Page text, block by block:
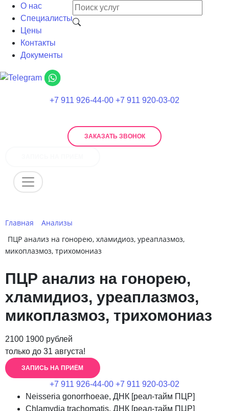
О нас
Специалисты
Цены
Контакты
Документы
+7 911 926-44-00 +7 911 920-03-02
ЗАКАЗАТЬ ЗВОНОК
Главная
Анализы
ПЦР анализ на гонорею, хламидиоз, уреаплазмоз,
микоплазмоз, трихомониаз
ПЦР анализ на гонорею,
хламидиоз, уреаплазмоз,
микоплазмоз, трихомониаз
2100 1900 рублей
только до 31 августа!
ЗАПИСЬ НА ПРИЁМ
+7 911 926-44-00 +7 911 920-03-02
Neisseria gonorrhoeae, ДНК [реал-тайм ПЦР]
Chlamydia trachomatis, ДНК [реал-тайм ПЦР]